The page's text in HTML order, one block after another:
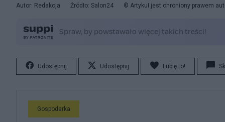
Autor: Redakcja Źródło: Salon24 © Artykuł jest chroniony prawem
Udostępnij Udostępnij Lubię to!
Gospodarka